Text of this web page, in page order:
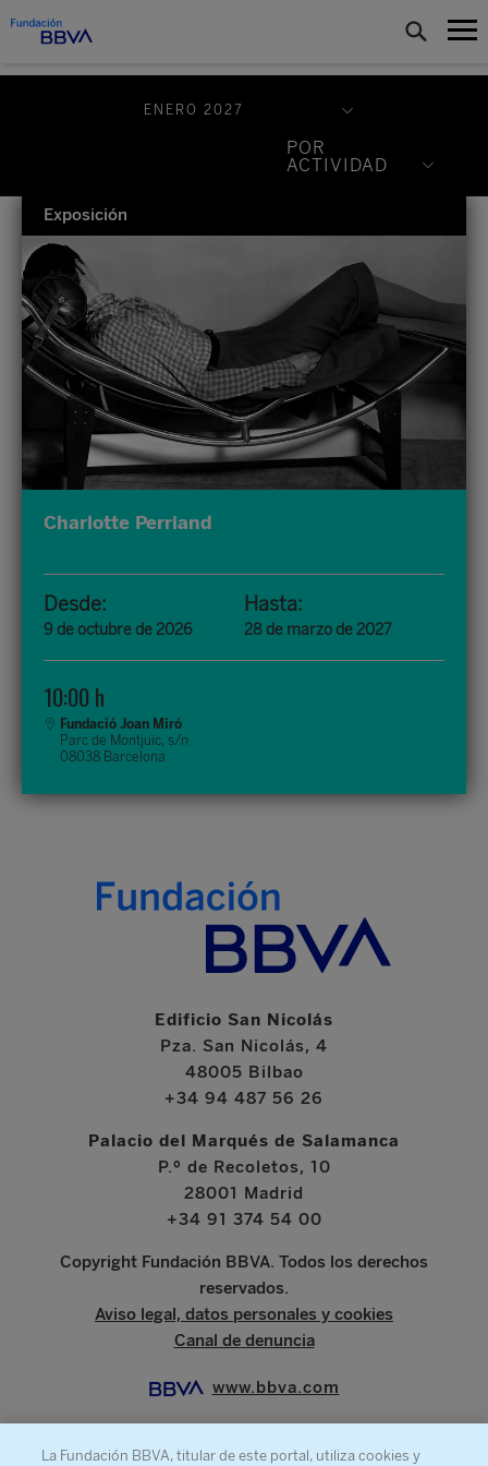
ENERO 2027
Julio 2026
Noviembre 2026
Diciembre 2026
Enero 2027
Febrero 2027
POR
ACTIVIDAD
Conferencia
Curso
Encuentro
Exposición
Seminario
Exposición
Charlotte Perriand
Desde:
9 de octubre de 2026
Hasta:
28 de marzo de 2027
10:00 h
Fundació Joan Miró
Parc de Montjuïc, s/n
08038 Barcelona
Edificio San Nicolás
Pza. San Nicolás, 4
48005 Bilbao
+34 94 487 56 26
Palacio del Marqués de Salamanca
P.º de Recoletos, 10
28001 Madrid
+34 91 374 54 00
Copyright Fundación BBVA. Todos los derechos
reservados.
Aviso legal, datos personales y cookies
Canal de denuncia
www.bbva.com
La Fundación BBVA, titular de este portal, utiliza cookies y